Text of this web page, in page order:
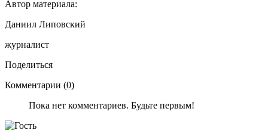
Автор материала:
Даниил Липовский
журналист
Поделиться
Комментарии (0)
Пока нет комментариев. Будьте первым!